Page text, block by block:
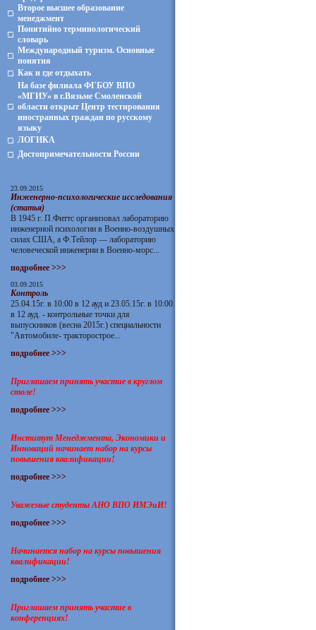
Второе высшее образование
менеджмент
Понятийно терминологический
словарь
Международный туризм. Основные
понятия
Как и где отдыхать
На базе филиала ФГБОУ ВПО
«МГИУ» в г.Вязьме Смоленской
области открыт Центр тестирования
иностранных граждан по русскому
языку
ЛОГИКА
Достопримечательности России
23.09.2015
Инженерно-психологические исследования
(статья)
В 1945 г. П.Фиттс организовал лабораторию
инженерной психологии в Военно-воздушных
силах США, а Ф.Тейлор — лабораторию
человеческой инженерии в Военно-морс...
подробнее >>>
03.09.2015
Контроль
25.04.15г. в 10:00 в 12 ауд и 23.05.15г. в 10:00
в 12 ауд. - контрольные точки для
выпускников (весна 2015г.) специальности
"Автомобиле- тракторострое...
подробнее >>>
Приглашаем принять участие в круглом
столе!
подробнее >>>
Институт Менеджмента, Экономики и
Инноваций начинает набор на курсы
повышения квалификации!
подробнее >>>
Уважемые студенты АНО ВПО ИМЭиИ!
подробнее >>>
Начинается набор на курсы повышения
квалификации!
подробнее >>>
Приглашаем принять участие в
конференциях!